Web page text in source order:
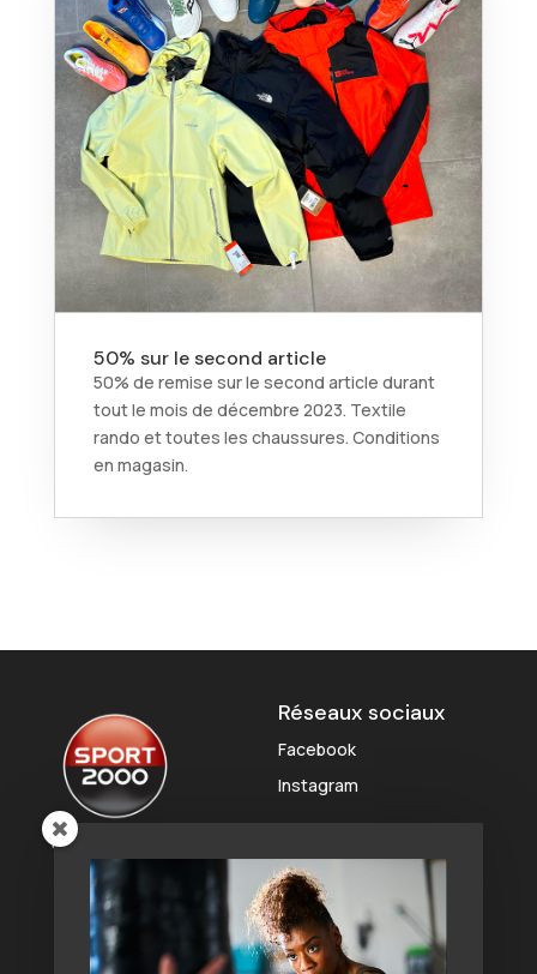
50% sur le second article
50% de remise sur le second article durant
tout le mois de décembre 2023. Textile
rando et toutes les chaussures. Conditions
en magasin.
Réseaux sociaux
Facebook
Instagram
Liens rapides
Outlet
Coordonnées
Zone Sport